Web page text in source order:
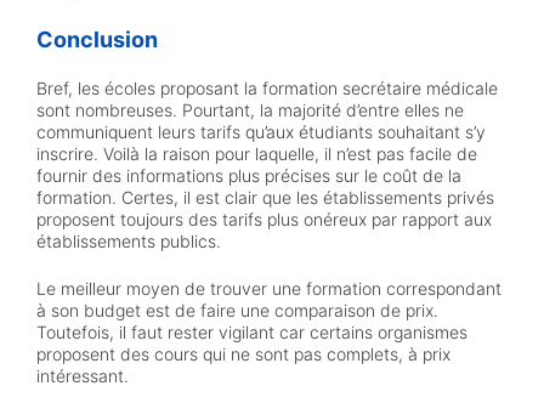
Conclusion
Bref, les écoles proposant la formation secrétaire médicale
sont nombreuses. Pourtant, la majorité d’entre elles ne
communiquent leurs tarifs qu’aux étudiants souhaitant s’y
inscrire. Voilà la raison pour laquelle, il n’est pas facile de
fournir des informations plus précises sur le coût de la
formation. Certes, il est clair que les établissements privés
proposent toujours des tarifs plus onéreux par rapport aux
établissements publics.
Le meilleur moyen de trouver une formation correspondant
à son budget est de faire une comparaison de prix.
Toutefois, il faut rester vigilant car certains organismes
proposent des cours qui ne sont pas complets, à prix
intéressant.